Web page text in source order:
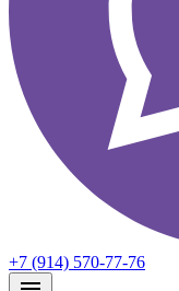
+7 (914) 570-77-76